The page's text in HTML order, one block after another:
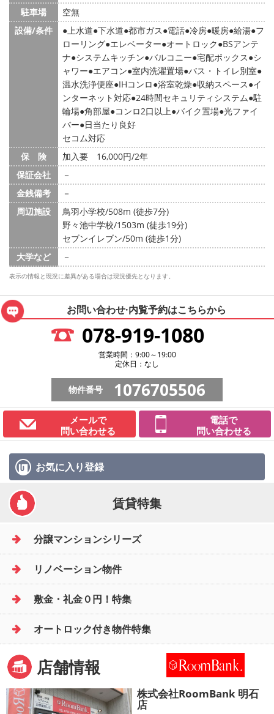
駐車場
空無
設備/条件
上水道 下水道 都市ガス 電話 冷房 暖房 給湯 フ
ローリング エレベーター オートロック BSアンテ
ナ システムキッチン バルコニー 宅配ボックス シ
ャワー エアコン 室内洗濯置場 バス・トイレ別室
温水洗浄便座 IHコンロ 浴室乾燥 収納スペース イ
ンターネット対応 24時間セキュリティシステム 駐
輪場 角部屋 コンロ2口以上 バイク置場 光ファイ
バー 日当たり良好
セコム対応
保 険
加入要 16,000円/2年
保証会社
－
金銭備考
－
周辺施設
鳥羽小学校/508m (徒歩7分)
野々池中学校/1503m (徒歩19分)
セブンイレブン/50m (徒歩1分)
大学など
－
表示の情報と現況に差異がある場合は現況優先となります。
お問い合わせ·内覧予約はこちらから
078-919-1080
営業時間：9:00～19:00
定休日：なし
物件番号 1076705506
メールで
問い合わせる
電話で
問い合わせる
お気に入り登録
賃貸特集
分譲マンションシリーズ
リノベーション物件
敷金・礼金０円！特集
オートロック付き物件特集
店舗情報
株式会社RoomBank 明石
店